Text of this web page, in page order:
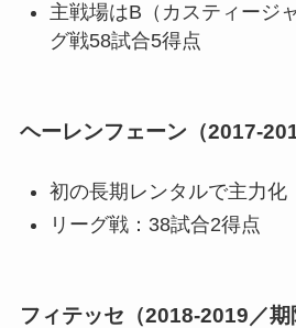
主戦場はB（カスティージ
グ戦58試合5得点
ヘーレンフェーン（2017-
初の長期レンタルで主力化
リーグ戦：38試合2得点
フィテッセ（2018-2019／期